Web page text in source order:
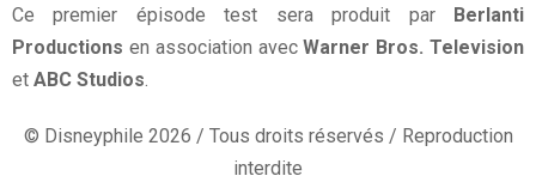
Ce premier épisode test sera produit parBerlanti
Productions en association avecWarner Bros. Television
et ABC Studios.
© Disneyphile 2026 / Tous droits réservés / Reproduction
interdite